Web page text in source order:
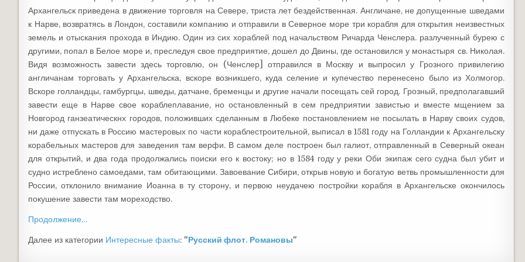
Архангельск приведена в движение торговля на Севере, триста лет бездейственная. Англичане, не допущенные шведами
к Нарве, возвратясь в Лондон, составили компанию и отправили в Северное море три корабля для открытия неизвестных
земель и отыскания прохода в Индию. Один из сих хораблей под начальством Ричарда Ченслера. разлученный бурею с
другими, попал в Белое море и, преследуя свое предприятие, дошел до Двины, где остановился у монастыря св. Николая.
Видя возможность завести здесь торговлю, он (Ченслер] отправился в Москву и выпросил у Грозного привилегию
англичанам торговать у Архангельска, вскоре возникшего, куда селение и купечество перенесено было из Холмогор.
Вскоре голландцы, гамбургцы, шведы, датчане, бременцы и другие начали посещать сей город. Грозный, предполагавший
завести еще в Нарве свое кораблеплавание, но остановленный в сем предприятии завистью и вместе мщением за
Новгород ганзеатическнх городов, положивших сделанным в Любеке постановлением не посылать в Нарву своих судов,
ни даже отпускать в Россию мастеровых по части кораблестроительной, выписал в 1581 году на Голландии к Архангельску
корабельных мастеров для заведения там верфи. В самом деле построен был галиот, отправленный в Северный океан
для открытий, и два года продолжались поиски его к востоку; но в 1584 году у реки Оби экипаж сего судна был убит и
судно истреблено самоедами, там обитающими. Завоевание Сибири, открыв новую и богатую ветвь промышленности для
России, отклонило внимание Иоанна в ту сторону, и первою неудачею постройки корабля в Архангельске окончилось
покушение завести там мореходство.
Продолжение…
Далее из категории Интересные факты: "Русский флот. Романовы"